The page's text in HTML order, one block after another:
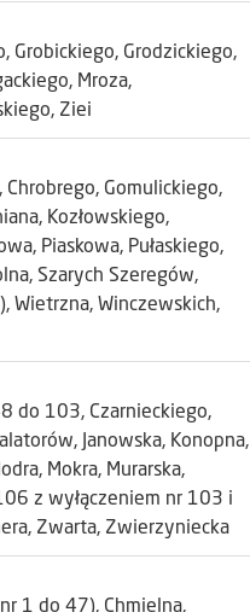
Grobickiego, Grodzickiego,
Mroza,
Ziei
Chrobrego, Gomulickiego,
Kozłowskiego,
Piaskowa, Pułaskiego,
Szarych Szeregów,
Wietrzna, Winczewskich,
do 103, Czarnieckiego,
Janowska, Konopna,
Mokra, Murarska,
z wyłączeniem nr 103 i
Zwarta, Zwierzyniecka
1 do 47), Chmielna,